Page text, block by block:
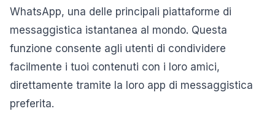
WhatsApp, una delle principali piattaforme di
messaggistica istantanea al mondo. Questa
funzione consente agli utenti di condividere
facilmente i tuoi contenuti con i loro amici,
direttamente tramite la loro app di messaggistica
preferita.